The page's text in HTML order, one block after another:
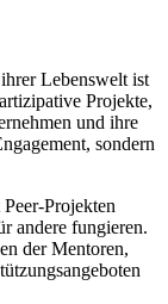
Lebenswelt ist
Projekte,
und ihre
sondern
Projekten
andere fungieren.
der Mentoren,